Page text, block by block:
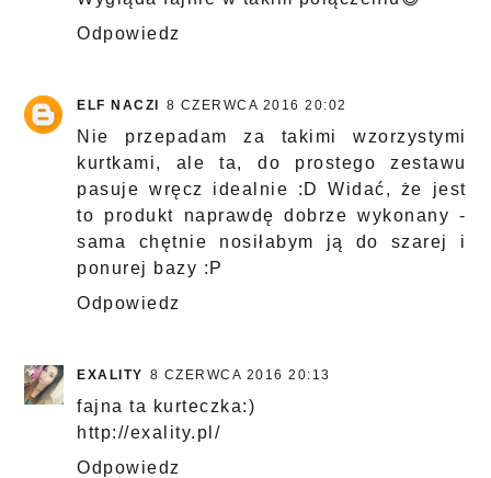
Odpowiedz
ELF NACZI 8 CZERWCA 2016 20:02
Nie przepadam za takimi wzorzystymi
kurtkami, ale ta, do prostego zestawu
pasuje wręcz idealnie :D Widać, że jest
to produkt naprawdę dobrze wykonany -
sama chętnie nosiłabym ją do szarej i
ponurej bazy :P
Odpowiedz
EXALITY 8 CZERWCA 2016 20:13
fajna ta kurteczka:)
http://exality.pl/
Odpowiedz